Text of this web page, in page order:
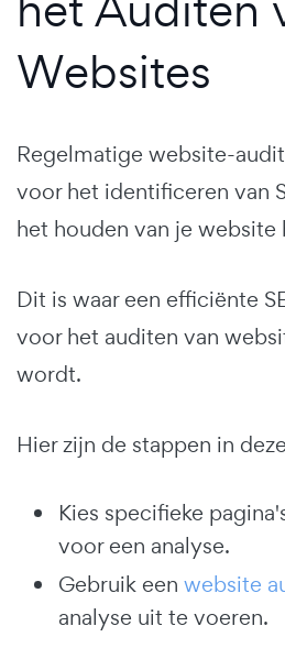
Websites
Regelmatige website-
voor het identificeren van
het houden van je website
Dit is waar een efficiënte
voor het auditen van
wordt.
Hier zijn de stappen in
Kies specifieke
voor een analyse.
Gebruik een website
analyse uit te voeren.